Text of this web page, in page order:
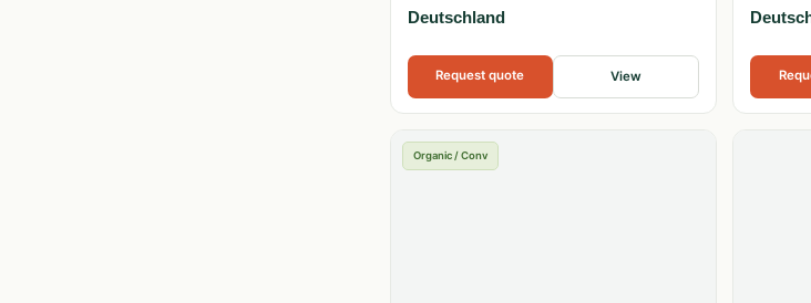
Deutschland
Request quote View
Organic / Conv